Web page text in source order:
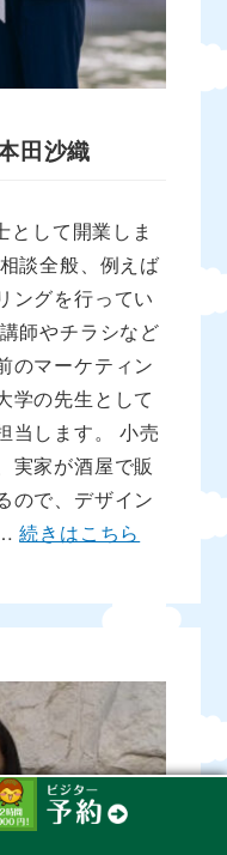
田沙織
して開業しま
談全般、例えば
ングを行ってい
師やチラシなど
のマーケティン
学の先生として
当します。 小売
実家が酒屋で販
ので、デザイン
…続きはこちら